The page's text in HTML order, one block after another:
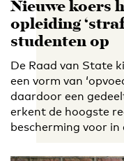
Nieuwe koers
opleiding
studenten op
De Raad van State
een vorm van
daardoor een
erkent de hoogste
bescherming voor in